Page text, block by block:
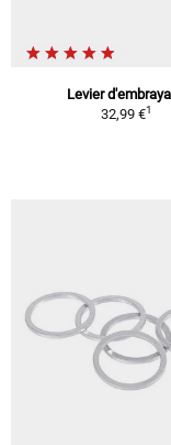
Levier
32,99 €1